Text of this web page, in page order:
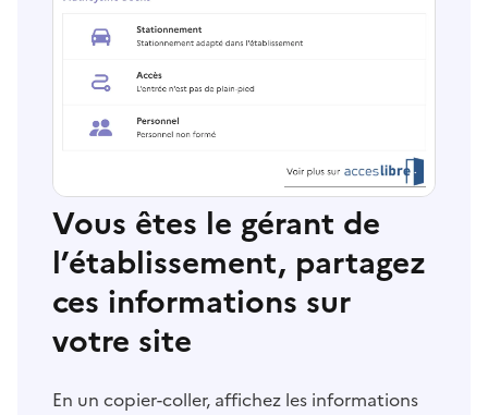
Vous êtes le gérant de
l’établissement, partagez
ces informations sur
votre site
En un copier-coller, affichez les informations